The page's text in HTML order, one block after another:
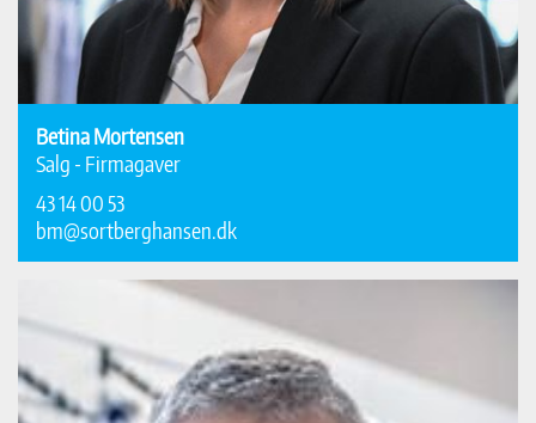
Betina Mortensen
Salg - Firmagaver
43 14 00 53
bm@sortberghansen.dk